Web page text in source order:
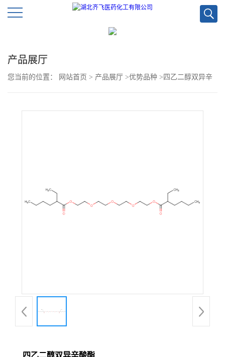
司
页
态
产品展厅
您当前的位置： 网站首页 > 产品展厅 >优势品种 > 四乙二醇双异辛
四乙二醇双异辛酸酯